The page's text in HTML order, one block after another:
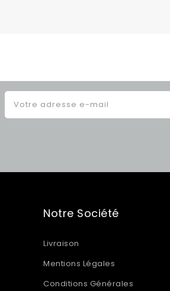
Notre Société
Livraison
Mentions Légales
Conditions Générales